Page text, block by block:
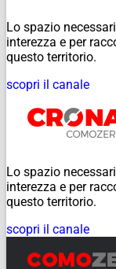
Lo spazio
interezza e per
questo territorio.
scopri il canale
Lo spazio
interezza e per
questo territorio.
scopri il canale